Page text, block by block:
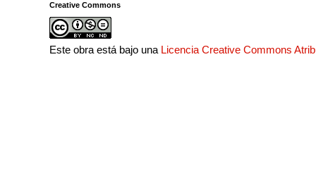
Creative Commons
Este obra está bajo una Licencia Creative Commons